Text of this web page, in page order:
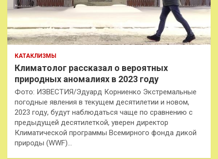
КАТАКЛИЗМЫ
Климатолог рассказал о вероятных
природных аномалиях в 2023 году
Фото: ИЗВЕСТИЯ/Эдуард Корниенко Экстремальные
погодные явления в текущем десятилетии и новом,
2023 году, будут наблюдаться чаще по сравнению с
предыдущей десятилеткой, уверен директор
Климатической программы Всемирного фонда дикой
природы (WWF)…